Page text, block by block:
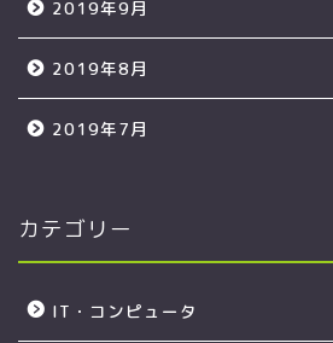
2019年9月
2019年8月
2019年7月
カテゴリー
IT・コンピュータ